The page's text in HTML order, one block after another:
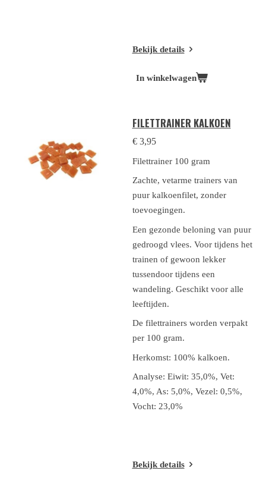
Bekijk details
In winkelwagen
FILETTRAINER KALKOEN
€ 3,95
Filettrainer 100 gram
Zachte, vetarme trainers van
puur kalkoenfilet, zonder
toevoegingen.
Een gezonde beloning van puur
gedroogd vlees. Voor tijdens het
trainen of gewoon lekker
tussendoor tijdens een
wandeling. Geschikt voor alle
leeftijden.
De filettrainers worden verpakt
per 100 gram.
Herkomst: 100% kalkoen.
Analyse: Eiwit: 35,0%, Vet:
4,0%, As: 5,0%, Vezel: 0,5%,
Vocht: 23,0%
Bekijk details